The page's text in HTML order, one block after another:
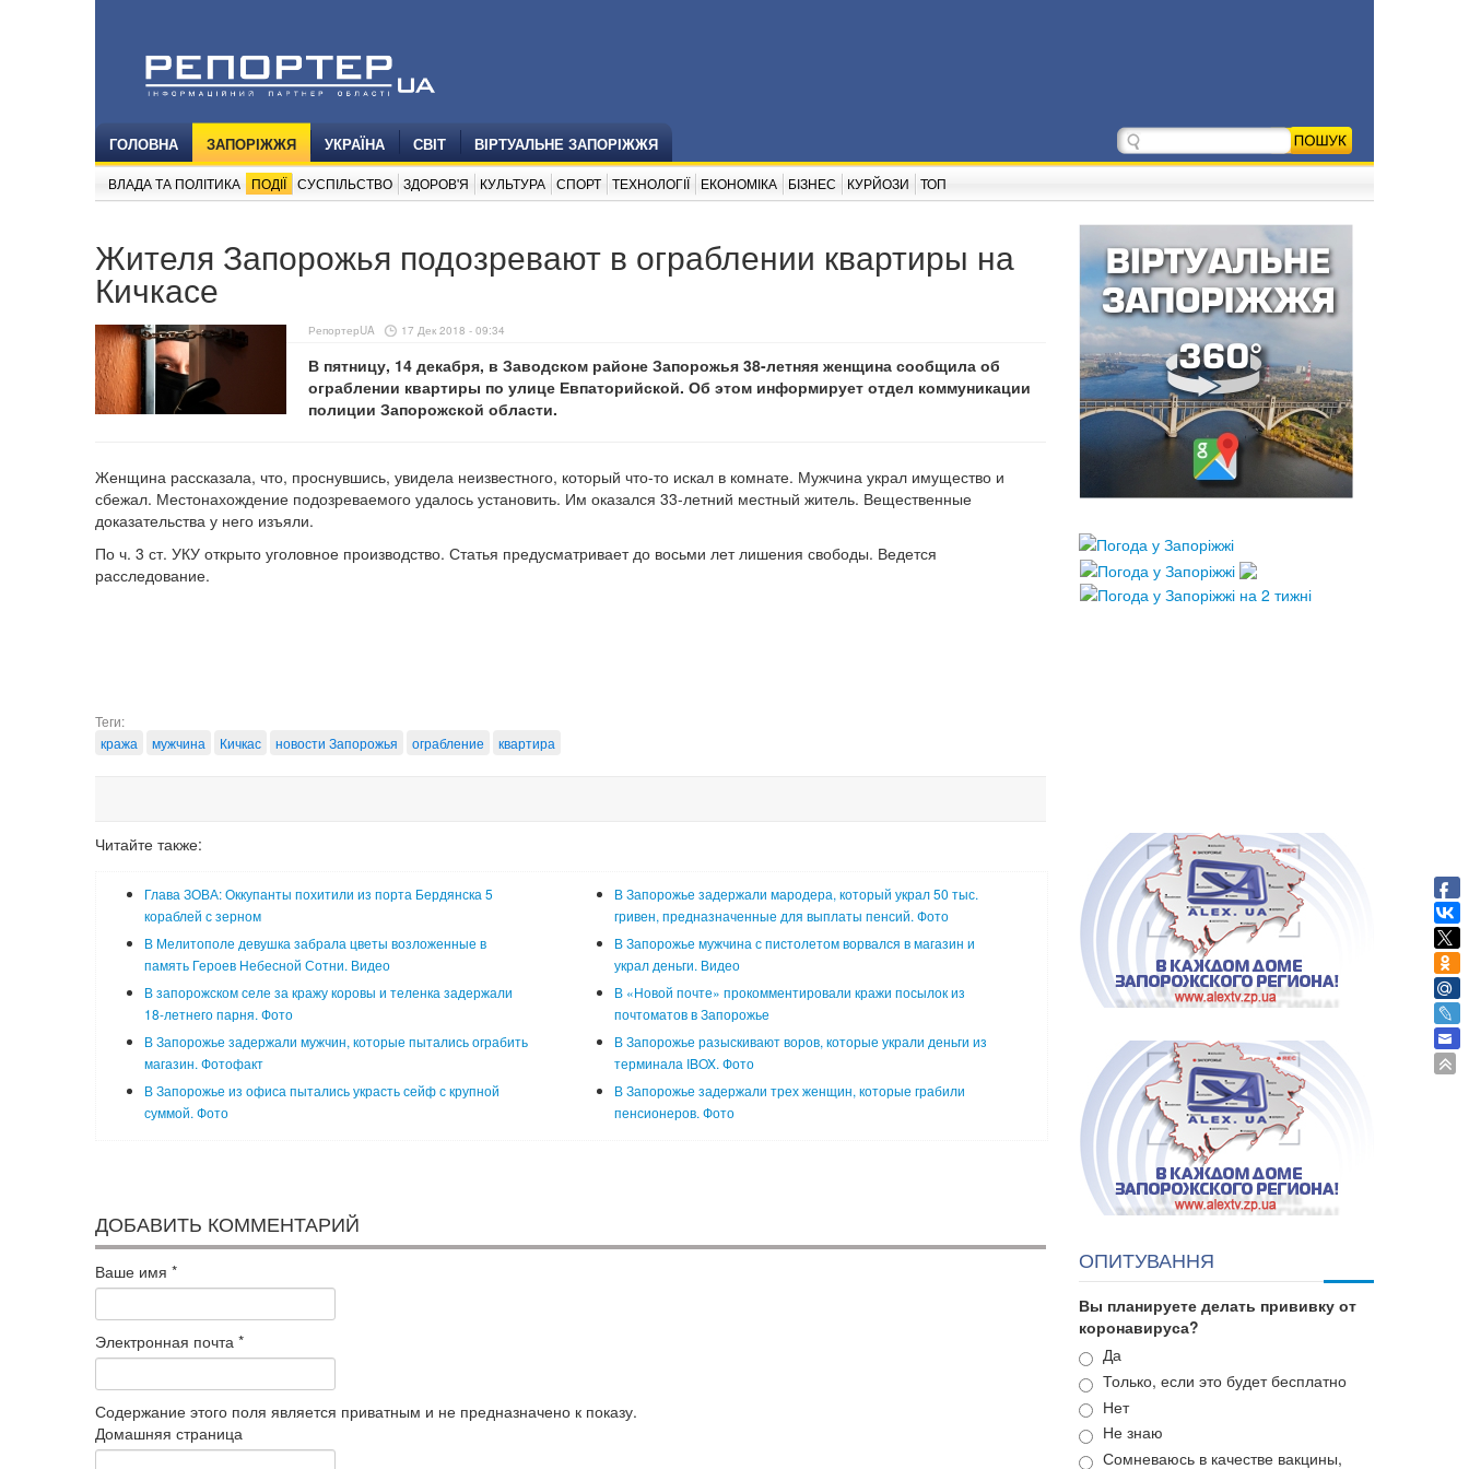
ГОЛОВНА ЗАПОРІЖЖЯ УКРАЇНА СВІТ ВІРТУАЛЬНЕ ЗАПОРІЖЖЯ
ВЛАДА ТА ПОЛІТИКА ПОДІЇ СУСПІЛЬСТВО ЗДОРОВ'Я КУЛЬТУРА СПОРТ ТЕХНОЛОГІЇ ЕКОНОМІКА БІЗНЕС КУРЙОЗИ ТОП
Жителя Запорожья подозревают в ограблении квартиры на
Кичкасе
РепортерUA 17 Дек 2018 - 09:34
В пятницу, 14 декабря, в Заводском районе Запорожья 38-летняя женщина сообщила об
ограблении квартиры по улице Евпаторийской. Об этом информирует отдел коммуникации
полиции Запорожской области.
Женщина рассказала, что, проснувшись, увидела неизвестного, который что-то искал в комнате. Мужчина украл имущество и
сбежал. Местонахождение подозреваемого удалось установить. Им оказался 33-летний местный житель. Вещественные
доказательства у него изъяли.
По ч. 3 ст. УКУ открыто уголовное производство. Статья предусматривает до восьми лет лишения свободы. Ведется
расследование.
Теги:
кража
мужчина Кичкас новости Запорожья ограбление квартира
Читайте также:
Глава ЗОВА: Оккупанты похитили из порта Бердянска 5
кораблей с зерном
В Запорожье задержали мародера, который украл 50 тыс.
гривен, предназначенные для выплаты пенсий. Фото
В Мелитополе девушка забрала цветы возложенные в
память Героев Небесной Сотни. Видео
В Запорожье мужчина с пистолетом ворвался в магазин и
украл деньги. Видео
В запорожском селе за кражу коровы и теленка задержали
18-летнего парня. Фото
В «Новой почте» прокомментировали кражи посылок из
почтоматов в Запорожье
В Запорожье задержали мужчин, которые пытались ограбить
магазин. Фотофакт
В Запорожье разыскивают воров, которые украли деньги из
терминала IBOX. Фото
В Запорожье из офиса пытались украсть сейф с крупной
суммой. Фото
В Запорожье задержали трех женщин, которые грабили
пенсионеров. Фото
ДОБАВИТЬ КОММЕНТАРИЙ
Ваше имя *
Электронная почта *
Содержание этого поля является приватным и не предназначено к показу.
Домашняя страница
ОПИТУВАННЯ
Вы планируете делать прививку от
коронавируса?
Варианты
Да
Только, если это будет бесплатно
Нет
Не знаю
Сомневаюсь в качестве вакцины,